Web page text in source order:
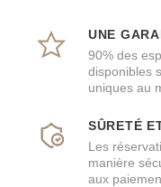
UNE
90% des
disponibles
uniques au
SÛRETÉ
Les
manière
aux